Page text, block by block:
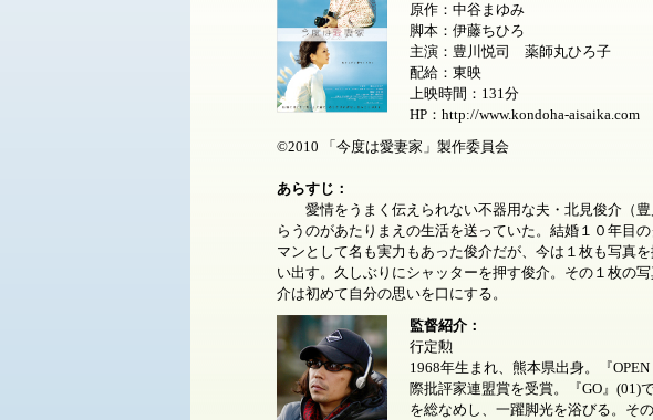
原作：中谷まゆみ
脚本：伊藤ちひろ
主演：豊川悦司 薬師丸ひろ子
配給：東映
上映時間：131分
HP：http://www.kondoha-aisaika.com
©2010 「今度は愛妻家」製作委員会
あらすじ：
愛情をうまく伝えられない不器用な夫・北見俊介（豊
らうのがあたりまえの生活を送っていた。結婚１０年目
マンとして名も実力もあった俊介だが、今は１枚も写真
い出す。久しぶりにシャッターを押す俊介。その１枚の
介は初めて自分の思いを口にする。
監督紹介：
行定勲
1968年生まれ、熊本県出身。『
際批評家連盟賞を受賞。『GO』(01)
を総なめし、一躍脚光を浴びる。そ